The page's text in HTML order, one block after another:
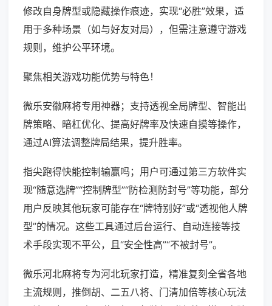
修改自身牌型或隐藏操作痕迹，实现“必胜”效果，适
用于多种场景（如与好友对局），但需注意遵守游戏
规则，维护公平环境。
聚焦相关游戏功能优势与特色！
微乐安徽麻将专用神器；支持透视全局牌型、智能出
牌策略、暗杠优化、提高好牌率及快速自摸等操作，
通过AI算法调整牌局结果，提升胜率。
指尖跑得快能控制输赢吗；用户可通过第三方软件实
现“随意选牌”“控制牌型”“防检测防封号”等功能，部分
用户反映其他玩家可能存在“牌特别好”或“透视他人牌
型”的情况。这些工具通过后台运行、自动连接等技
术手段实现不平公，且“安全性高”“不被封号”。
微乐河北麻将专为河北玩家打造，精准复刻全省各地
主流规则，推倒胡、二五八将、门清加倍等核心玩法